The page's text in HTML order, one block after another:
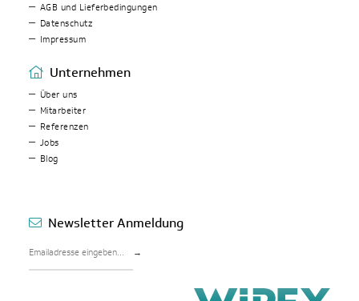
AGB und Lieferbedingungen
Datenschutz
Impressum
Unternehmen
Über uns
Mitarbeiter
Referenzen
Jobs
Blog
Newsletter Anmeldung
→